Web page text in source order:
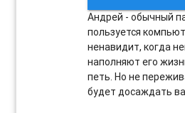
Андрей - обычный
пользуется
ненавидит, когда
наполняют его
петь. Но не
будет досаждать